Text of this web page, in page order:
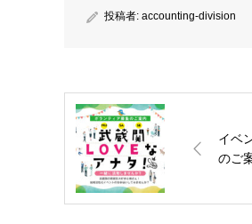
投稿者: accounting-division
イベ
のご